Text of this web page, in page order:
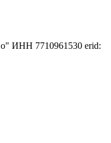
ИНН 7710961530 erid: